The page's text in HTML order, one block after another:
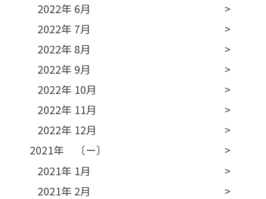
2022年 6月
2022年 7月
2022年 8月
2022年 9月
2022年 10月
2022年 11月
2022年 12月
2021年 〔ー〕
2021年 1月
2021年 2月